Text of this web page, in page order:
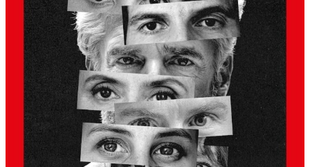
S
L
B
E
R
G
A
L
S
K
Ü